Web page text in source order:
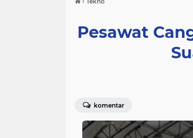
Pesawat
komentar